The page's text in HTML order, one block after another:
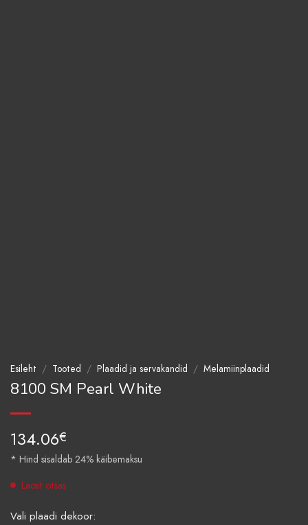
Esileht / Tooted / Plaadid ja servakandid / Melamiinplaadid
8100 SM Pearl White
134.06€
* Hind sisaldab 24% käibemaksu
Laost otsas
Vali plaadi dekoor: